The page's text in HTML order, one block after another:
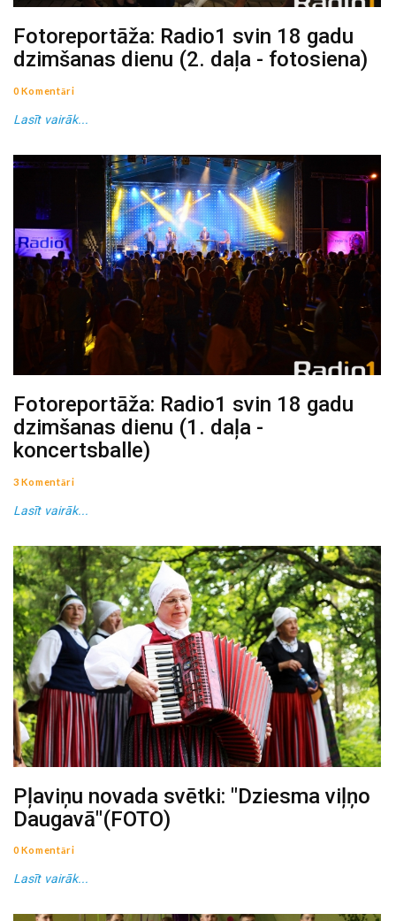
Fotoreportāža: Radio1 svin 18 gadu
dzimšanas dienu (2. daļa - fotosiena)
0 Komentāri
Lasīt vairāk...
Fotoreportāža: Radio1 svin 18 gadu
dzimšanas dienu (1. daļa -
koncertsballe)
3 Komentāri
Lasīt vairāk...
Pļaviņu novada svētki: "Dziesma viļņo
Daugavā"(FOTO)
0 Komentāri
Lasīt vairāk...